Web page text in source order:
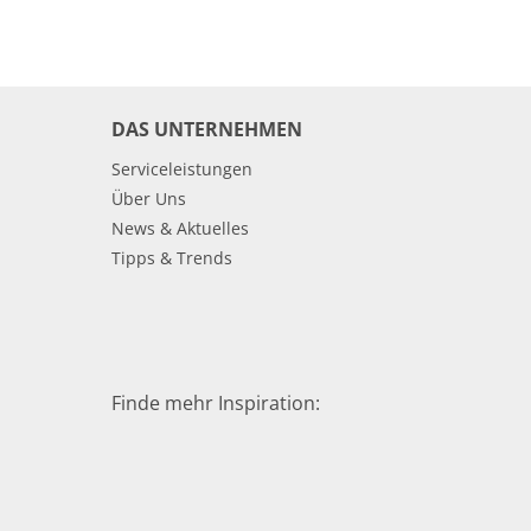
DAS UNTERNEHMEN
Serviceleistungen
Über Uns
News & Aktuelles
Tipps & Trends
Finde mehr Inspiration: